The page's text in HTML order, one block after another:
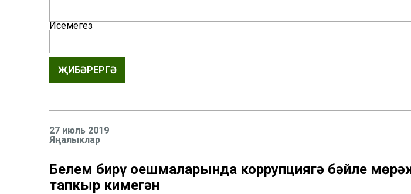
Исемегез
ҖИБӘРЕРГӘ
27 июль 2019
Яңалыклар
Белем бирү оешмаларында коррупциягә бәйле
тапкыр кимегән